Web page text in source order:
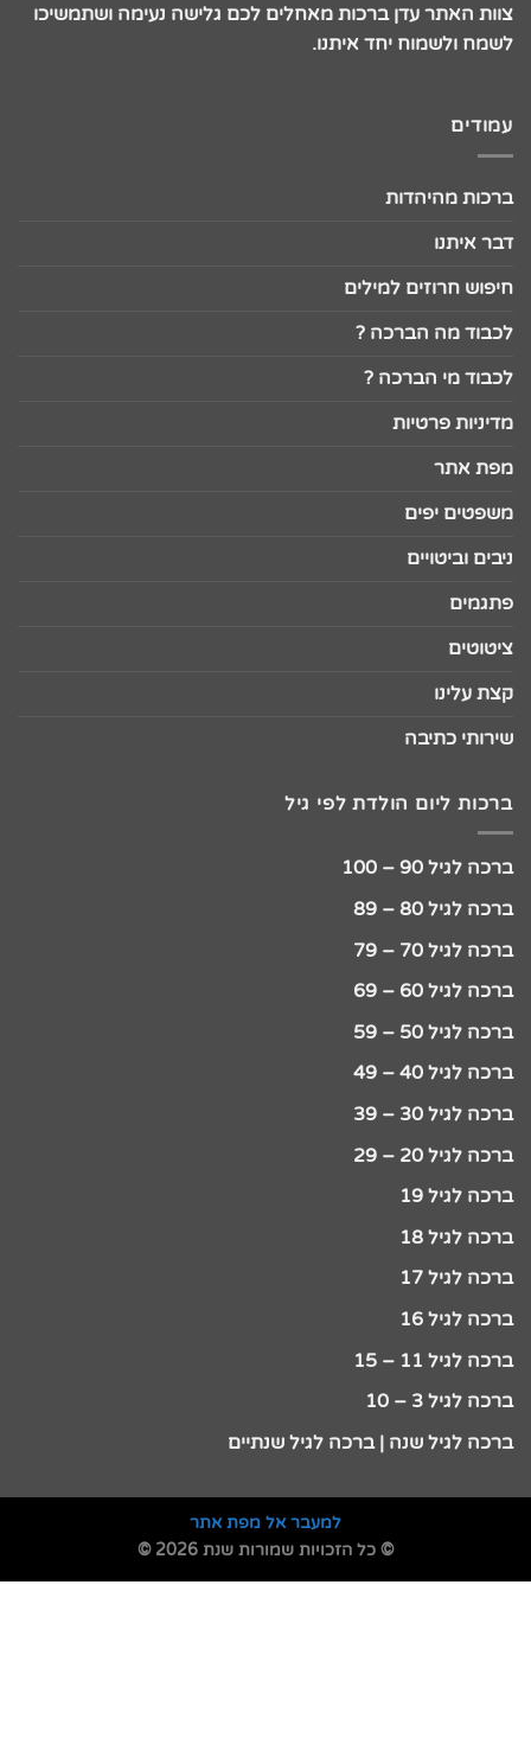
צוות האתר עדן ברכות מאחלים לכם גלישה נעימה ושתמשיכו
לשמח ולשמוח יחד איתנו.
עמודים
ברכות מהיהדות
דבר איתנו
חיפוש חרוזים למילים
לכבוד מה הברכה ?
לכבוד מי הברכה ?
מדיניות פרטיות
מפת אתר
משפטים יפים
ניבים וביטויים
פתגמים
ציטוטים
קצת עלינו
שירותי כתיבה
ברכות ליום הולדת לפי גיל
ברכה לגיל 90 – 100
ברכה לגיל 80 – 89
ברכה לגיל 70 – 79
ברכה לגיל 60 – 69
ברכה לגיל 50 – 59
ברכה לגיל 40 – 49
ברכה לגיל 30 – 39
ברכה לגיל 20 – 29
ברכה לגיל 19
ברכה לגיל 18
ברכה לגיל 17
ברכה לגיל 16
ברכה לגיל 11 – 15
ברכה לגיל 3 – 10
ברכה לגיל שנה | ברכה לגיל שנתיים
למעבר אל מפת אתר
© כל הזכויות שמורות שנת 2026 ©